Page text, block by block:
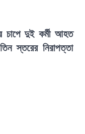
চাপে দুই কর্মী আহত
স্তরের নিরাপত্তা